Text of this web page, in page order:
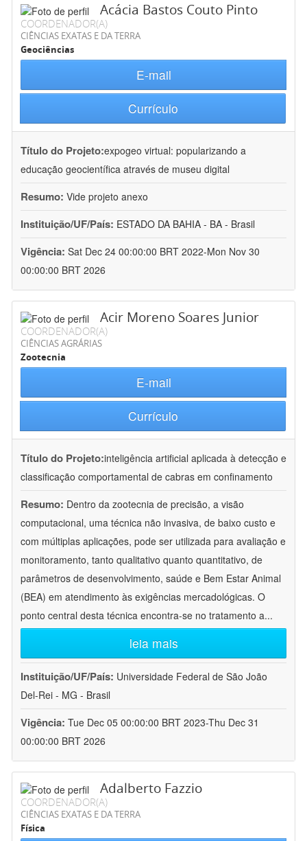
Acácia Bastos Couto Pinto
COORDENADOR(A)
CIÊNCIAS EXATAS E DA TERRA
Geociências
E-mail
Currículo
Título do Projeto:expogeo virtual: popularizando a
educação geocientífica através de museu digital
Resumo: Vide projeto anexo
Instituição/UF/País: ESTADO DA BAHIA - BA - Brasil
Vigência: Sat Dec 24 00:00:00 BRT 2022-Mon Nov 30
00:00:00 BRT 2026
Acir Moreno Soares Junior
COORDENADOR(A)
CIÊNCIAS AGRÁRIAS
Zootecnia
E-mail
Currículo
Título do Projeto:inteligência artificial aplicada à detecção e
classificação comportamental de cabras em confinamento
Resumo: Dentro da zootecnia de precisão, a visão
computacional, uma técnica não invasiva, de baixo custo e
com múltiplas aplicações, pode ser utilizada para avaliação e
monitoramento, tanto qualitativo quanto quantitativo, de
parâmetros de desenvolvimento, saúde e Bem Estar Animal
(BEA) em atendimento às exigências mercadológicas. O
ponto central desta técnica encontra-se no tratamento a...
leia mais
Instituição/UF/País: Universidade Federal de São João
Del-Rei - MG - Brasil
Vigência: Tue Dec 05 00:00:00 BRT 2023-Thu Dec 31
00:00:00 BRT 2026
Adalberto Fazzio
COORDENADOR(A)
CIÊNCIAS EXATAS E DA TERRA
Física